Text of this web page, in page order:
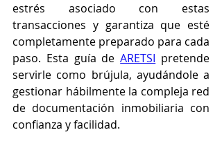
estrés asociado con estas
transacciones y garantiza que esté
completamente preparado para cada
paso. Esta guía de ARETSI pretende
servirle como brújula, ayudándole a
gestionar hábilmente la compleja red
de documentación inmobiliaria con
confianza y facilidad.